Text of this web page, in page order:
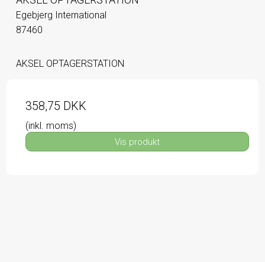
Egebjerg International
87460
AKSEL OPTAGERSTATION
358,75 DKK
(inkl. moms)
Vis produkt